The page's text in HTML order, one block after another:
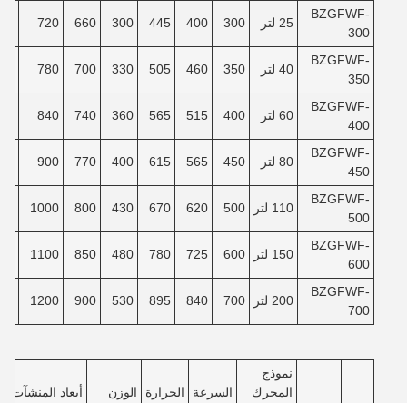
BZGFWF-
300
25 لتر 300
400
445
300
660
720
BZGFWF-
350
40 لتر 350
460
505
330
700
780
BZGFWF-
400
60 لتر 400
515
565
360
740
840
BZGFWF-
450
80 لتر 450
565
615
400
770
900
BZGFWF-
500
110 لتر 500
620
670
430
800
1000
BZGFWF-
600
150 لتر 600
725
780
480
850
1100
BZGFWF-
700
200 لتر 700
840
895
530
900
1200
نموذج
المحرك
السرعة الحرارة الوزن أبعاد المنشآت